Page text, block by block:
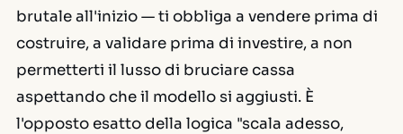
brutale all'inizio — ti obbliga a vendere prima di
costruire, a validare prima di investire, a non
permetterti il lusso di bruciare cassa
aspettando che il modello si aggiusti. È
l'opposto esatto della logica "scala adesso,